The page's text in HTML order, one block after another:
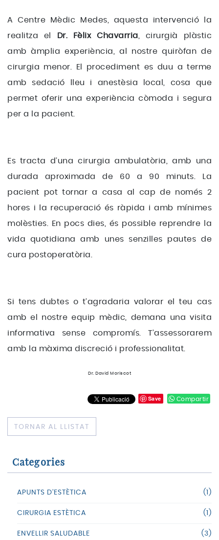
Categories
APUNTS D’ESTÈTICA (1)
CIRURGIA ESTÈTICA (1)
ENVELLIR SALUDABLE (3)
A Centre Mèdic Medes, aquesta intervenció la
realitza el
Dr. Fèlix Chavarria , cirurgià plàstic
amb àmplia experiència, al nostre quiròfan de
cirurgia menor. El procediment es duu a terme
amb sedació lleu i anestèsia local, cosa que
permet oferir una experiència còmoda i segura
per a la pacient.
Es tracta d’una cirurgia ambulatòria, amb una
durada aproximada de 60 a 90 minuts. La
pacient pot tornar a casa al cap de només 2
hores i la recuperació és ràpida i amb mínimes
molèsties. En pocs dies, és possible reprendre la
vida quotidiana amb unes senzilles pautes de
cura postoperatòria.
Si tens dubtes o t’agradaria valorar el teu cas
amb el nostre equip mèdic, demana una visita
informativa sense compromís. T’assessorarem
amb la màxima discreció i professionalitat.
Dr. David Moriscot
Save Compartir
TORNAR AL LLISTAT